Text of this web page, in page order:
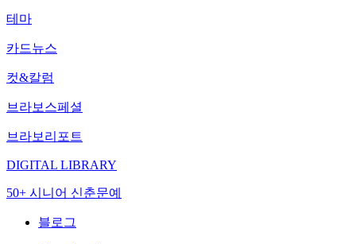
테마
카드뉴스
컷&칼럼
브라보스페셜
브라보리포트
DIGITAL LIBRARY
50+ 시니어 신춘문예
블로그